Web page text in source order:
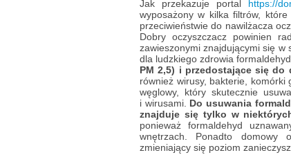
Jak przekazuje portal https://
wyposażony w kilka filtrów,
przeciwieństwie do nawilżacza
Dobry oczyszczacz powinien
zawieszonymi znajdującymi się
dla ludzkiego zdrowia
PM 2,5) i przedostające się do
również wirusy, bakterie, komórki
węglowy, który skutecznie
i wirusami. Do usuwania
znajduje się tylko w
ponieważ formaldehyd
wnętrzach. Ponadto domowy
zmieniający się poziom